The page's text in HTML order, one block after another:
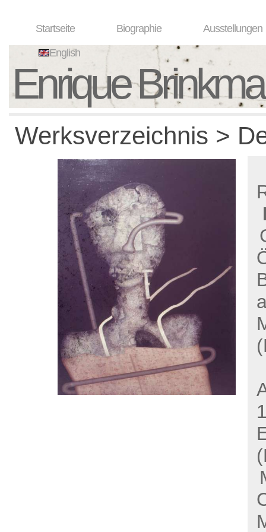
Startseite Biographie Ausstellungen
English
Enrique
Werksverzeichnis >